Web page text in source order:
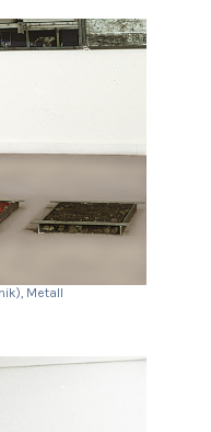
Metall